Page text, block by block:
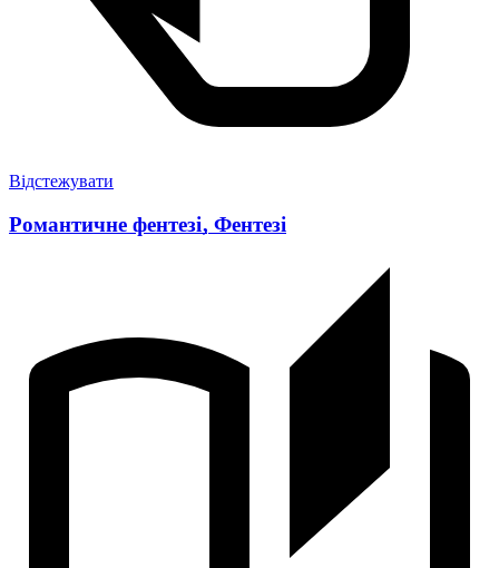
Відстежувати
Романтичне фентезі, Фентезі